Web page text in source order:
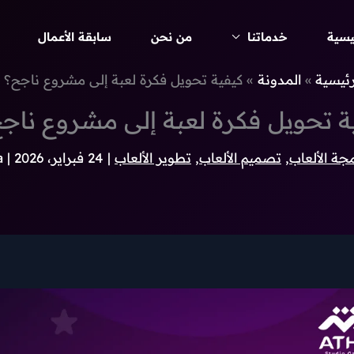
خدماتنا من نحن سابقة الأعمال
المدونة كيفية تحويل فكرة لعبة إلى مشروع ناجح؟
تحويل فكرة لعبة إلى مشروع
الألعاب, تصميم الألعاب, تطوير الألعاب | 24 فبراير، 2026 | By